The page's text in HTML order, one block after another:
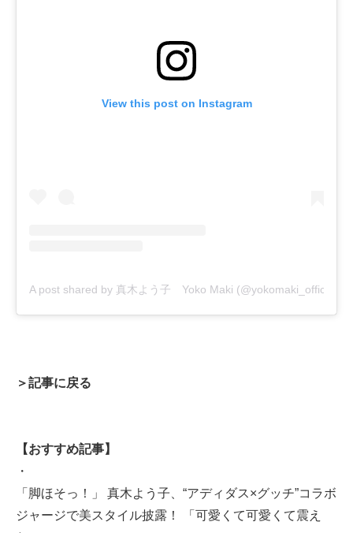
View this post on Instagram
A post shared by 真木よう子 Yoko Maki (@yokomaki_official)
＞記事に戻る
【おすすめ記事】
・
「脚ほそっ！」 真木よう子、“アディダス×グッチ”コラボ
ジャージで美スタイル披露！ 「可愛くて可愛くて震え